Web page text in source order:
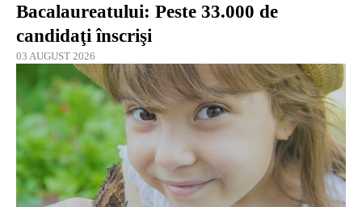
Bacalaureatului: Peste 33.000 de
candidaţi înscrişi
03 AUGUST 2026